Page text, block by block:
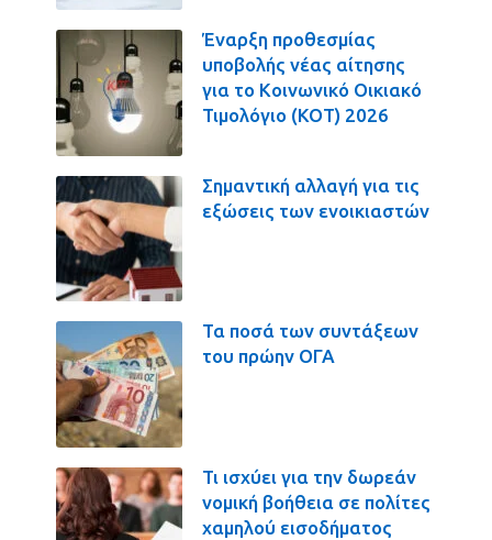
Έναρξη προθεσμίας
υποβολής νέας αίτησης
για το Κοινωνικό Οικιακό
Τιμολόγιο (ΚΟΤ) 2026
Σημαντική αλλαγή για τις
εξώσεις των ενοικιαστών
Τα ποσά των συντάξεων
του πρώην ΟΓΑ
Τι ισχύει για την δωρεάν
νομική βοήθεια σε πολίτες
χαμηλού εισοδήματος